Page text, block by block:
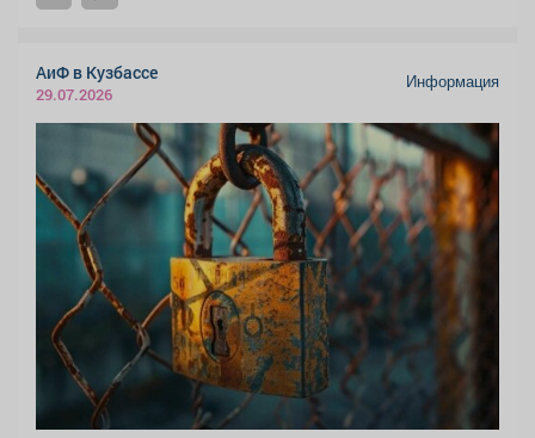
АиФ в Кузбассе
29.07.2026
Информация